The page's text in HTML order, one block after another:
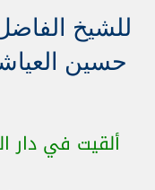
للشيخ
حسين
ألقيت في دار